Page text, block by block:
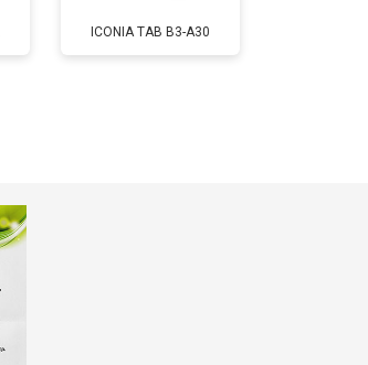
ICONIA TAB B3-A30